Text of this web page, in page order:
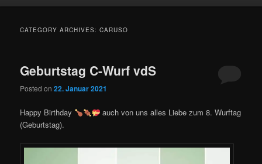
CATEGORY ARCHIVES:CARUSO
Geburtstag C-Wurf vdS
Posted on22. Januar 2021
Happy Birthday
auch von uns alles Liebe zum 8. Wurftag
(Geburtstag).